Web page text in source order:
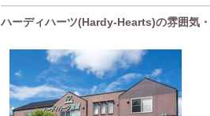
ハーディハーツ(Hardy-Hearts)の雰囲気